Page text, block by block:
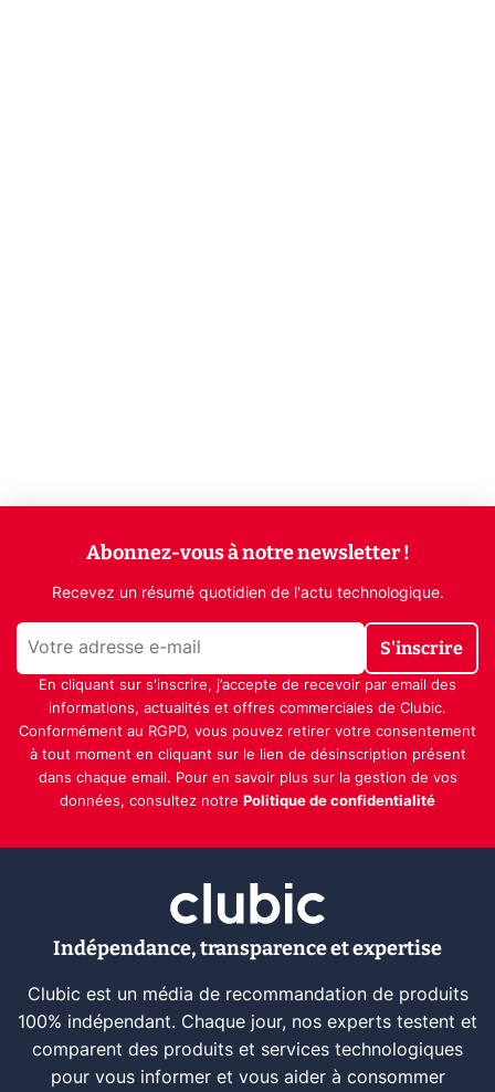
Abonnez-vous à notre newsletter !
Recevez un résumé quotidien de l'actu technologique.
S'inscrire
En cliquant sur s'inscrire, j’accepte de recevoir par email des
informations, actualités et offres commerciales de Clubic.
Conformément au RGPD, vous pouvez retirer votre consentement
à tout moment en cliquant sur le lien de désinscription présent
dans chaque email. Pour en savoir plus sur la gestion de vos
données, consultez notre Politique de confidentialité
Indépendance, transparence et expertise
Clubic est un média de recommandation de produits
100% indépendant. Chaque jour, nos experts testent et
comparent des produits et services technologiques
pour vous informer et vous aider à consommer